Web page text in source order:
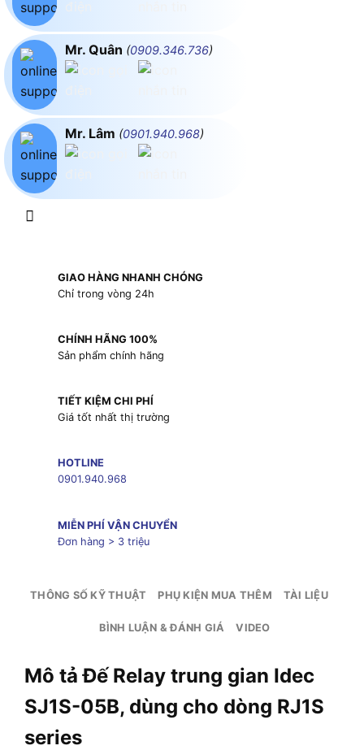
Mr. Quân (0909.346.736)
Mr. Lâm (0901.940.968)
GIAO HÀNG NHANH CHÓNG
Chỉ trong vòng 24h
CHÍNH HÃNG 100%
Sản phẩm chính hãng
TIẾT KIỆM CHI PHÍ
Giá tốt nhất thị trường
HOTLINE
0901.940.968
MIỄN PHÍ VẬN CHUYỂN
Đơn hàng > 3 triệu
THÔNG SỐ KỸ THUẬT PHỤ KIỆN MUA THÊM TÀI LIỆU
BÌNH LUẬN & ĐÁNH GIÁ VIDEO
Mô tả Đế Relay trung gian Idec
SJ1S-05B, dùng cho dòng RJ1S
series